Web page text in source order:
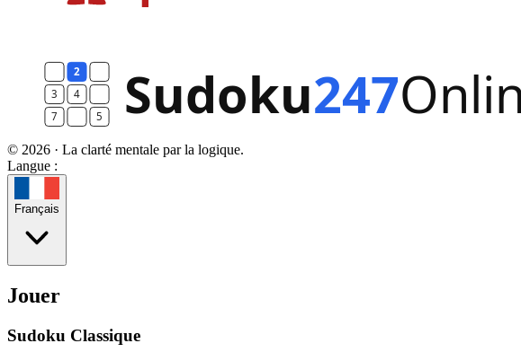
© 2026 · La clarté mentale par la logique.
Langue :
Français
Jouer
Sudoku Classique